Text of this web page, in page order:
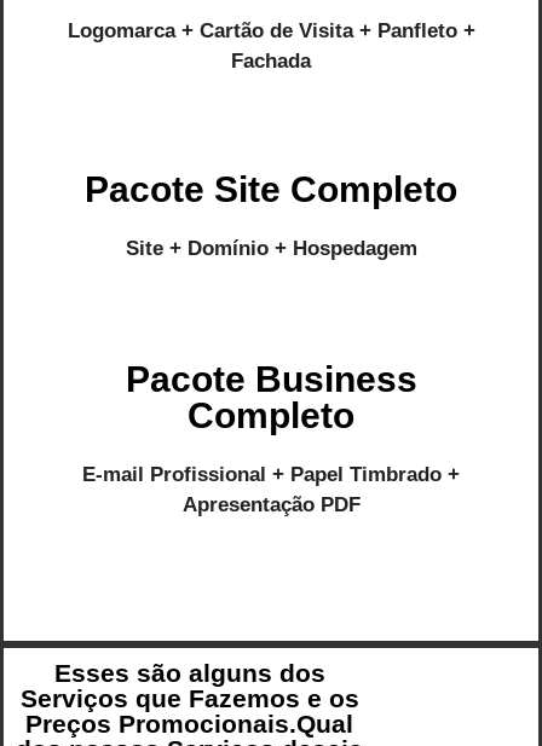
Logomarca + Cartão de Visita + Panfleto +
Fachada
Pacote Site Completo
Site + Domínio + Hospedagem
Pacote Business
Completo
E-mail Profissional + Papel Timbrado +
Apresentação PDF
Esses são alguns dos
Serviços que Fazemos e os
Preços Promocionais.Qual